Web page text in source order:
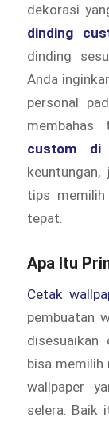
dekorasi
dinding
dinding
Anda
personal
membahas
custom di
tips
tepat.
Apa Itu
Cetak
pembuatan
disesuaikan
bisa memilih
wallpaper
selera. Baik